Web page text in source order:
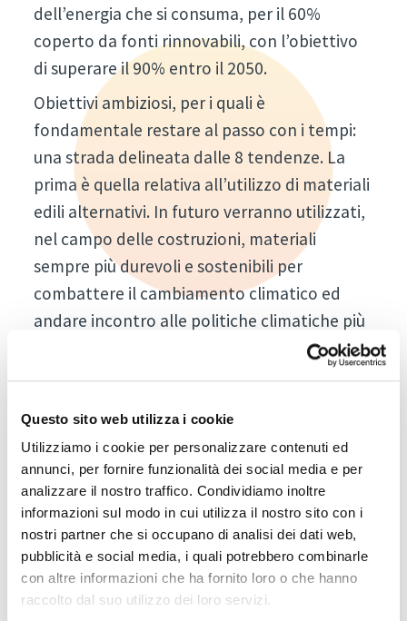
Questo sito web utilizza i cookie
Utilizziamo i cookie per personalizzare contenuti ed
annunci, per fornire funzionalità dei social media e per
analizzare il nostro traffico. Condividiamo inoltre
informazioni sul modo in cui utilizza il nostro sito con i
nostri partner che si occupano di analisi dei dati web,
pubblicità e social media, i quali potrebbero combinarle
con altre informazioni che ha fornito loro o che hanno
raccolto dal suo utilizzo dei loro servizi.
dell’energia che si consuma, per il 60%
coperto da fonti rinnovabili, con l’obiettivo
di superare il 90% entro il 2050.
Obiettivi ambiziosi, per i quali è
fondamentale restare al passo con i tempi:
una strada delineata dalle 8 tendenze. La
prima è quella relativa all’utilizzo di materiali
edili alternativi. In futuro verranno utilizzati,
nel campo delle costruzioni, materiali
sempre più durevoli e sostenibili per
combattere il cambiamento climatico ed
andare incontro alle politiche climatiche più
severe. La startup Paleodomous lavora
proprio in quest’ambito offrendo soluzioni
secondo trend del futuro riguarda l’uso della
stampa 3D nelle costruzioni. Secondo vari
studi, tra il 20 ed il 30% del materiale edile
viene scartato: oltre ad essere un onere
economico per l’azienda è un grosso
problema per l’ambiente. La stampa 3D,
tendenza in rapida crescita, mira a